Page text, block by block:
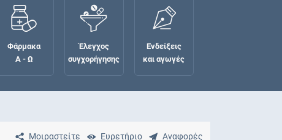
Φάρμακα
Α - Ω
Έλεγχος
συγχορήγησης
Ενδείξεις
και αγωγές
Μοιραστείτε Ευρετήριο Αναφορές